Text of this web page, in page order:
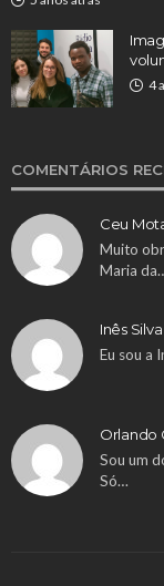
4
COMENTÁRIOS
Ceu
Muito
Maria
Inês
Eu sou a
Orlando
Sou um
Só…